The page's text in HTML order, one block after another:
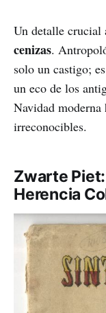
Un detalle crucial
cenizas.
solo un castigo;
un eco de los
Navidad moderna
irreconocibles.
Zwarte
Herencia